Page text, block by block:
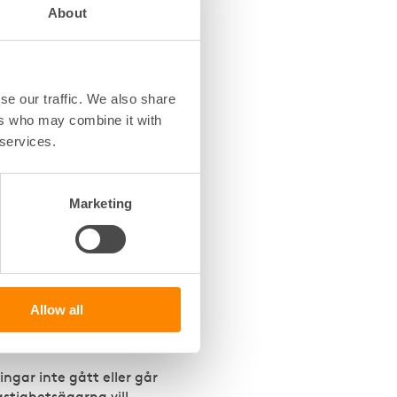
About
our traffic. We also share
who may combine it with
Marketing
Allow all
detta har
helt oskyddade.
och
i
värme i onödan med
inte gått eller går